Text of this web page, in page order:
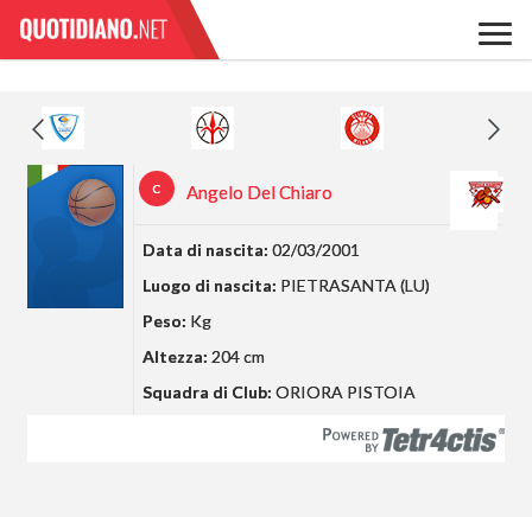
C Angelo Del Chiaro
Data di nascita: 02/03/2001
Luogo di nascita: PIETRASANTA (LU)
Peso: Kg
Altezza: 204 cm
Squadra di Club: ORIORA PISTOIA